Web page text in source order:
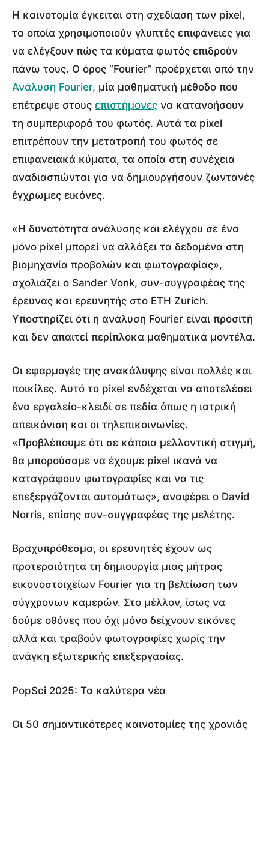
Η καινοτομία έγκειται στη σχεδίαση των pixel,
τα οποία χρησιμοποιούν γλυπτές επιφάνειες για
να ελέγξουν πώς τα κύματα φωτός επιδρούν
πάνω τους. Ο όρος “Fourier” προέρχεται από την
Ανάλυση Fourier, μία μαθηματική μέθοδο που
επέτρεψε στους επιστήμονες να κατανοήσουν
τη συμπεριφορά του φωτός. Αυτά τα pixel
επιτρέπουν την μετατροπή του φωτός σε
επιφανειακά κύματα, τα οποία στη συνέχεια
αναδιασπώνται για να δημιουργήσουν ζωντανές
έγχρωμες εικόνες.
«Η δυνατότητα ανάλυσης και ελέγχου σε ένα
μόνο pixel μπορεί να αλλάξει τα δεδομένα στη
βιομηχανία προβολών και φωτογραφίας»,
σχολιάζει ο Sander Vonk, συν-συγγραφέας της
έρευνας και ερευνητής στο ETH Zurich.
Υποστηρίζει ότι η ανάλυση Fourier είναι προσιτή
και δεν απαιτεί περίπλοκα μαθηματικά μοντέλα.
Οι εφαρμογές της ανακάλυψης είναι πολλές και
ποικίλες. Αυτό το pixel ενδέχεται να αποτελέσει
ένα εργαλείο-κλειδί σε πεδία όπως η ιατρική
απεικόνιση και οι τηλεπικοινωνίες.
«Προβλέπουμε ότι σε κάποια μελλοντική στιγμή,
θα μπορούσαμε να έχουμε pixel ικανά να
καταγράφουν φωτογραφίες και να τις
επεξεργάζονται αυτομάτως», αναφέρει ο David
Norris, επίσης συν-συγγραφέας της μελέτης.
Βραχυπρόθεσμα, οι ερευνητές έχουν ως
προτεραιότητα τη δημιουργία μιας μήτρας
εικονοστοιχείων Fourier για τη βελτίωση των
σύγχρονων καμερών. Στο μέλλον, ίσως να
δούμε οθόνες που όχι μόνο δείχνουν εικόνες
αλλά και τραβούν φωτογραφίες χωρίς την
ανάγκη εξωτερικής επεξεργασίας.
PopSci 2025: Τα καλύτερα νέα
Οι 50 σημαντικότερες καινοτομίες της χρονιάς